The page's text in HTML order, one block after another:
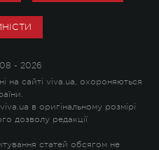
- 2026
на сайті viva.ua, охороняються
в оригінальному розмірі
дозволу редакції
статей обсягом не